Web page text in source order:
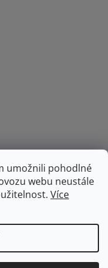
umožnili pohodlné
webu neustále
Více